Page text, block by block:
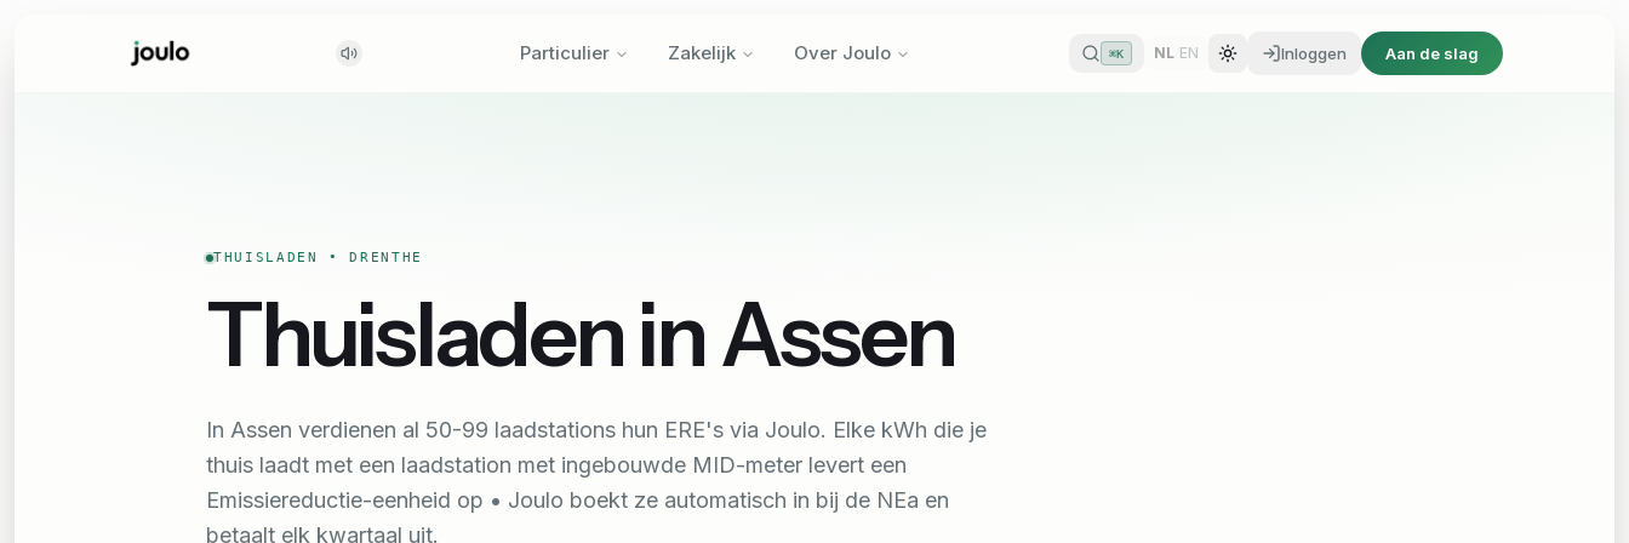
Particulier Zakelijk Over Joulo ⌘K NL/ EN Inloggen Aan de slag
Aan de slag
THUISLADEN •DRENTHE
Thuisladen inAssen
In Assen verdienen al 50-99 laadstations hun ERE's via Joulo. Elke kWh die je
thuis laadt met een laadstation met ingebouwde MID-meter levert een
Emissiereductie-eenheid op • Joulo boekt ze automatisch in bij de NEa en
betaalt elk kwartaal uit.